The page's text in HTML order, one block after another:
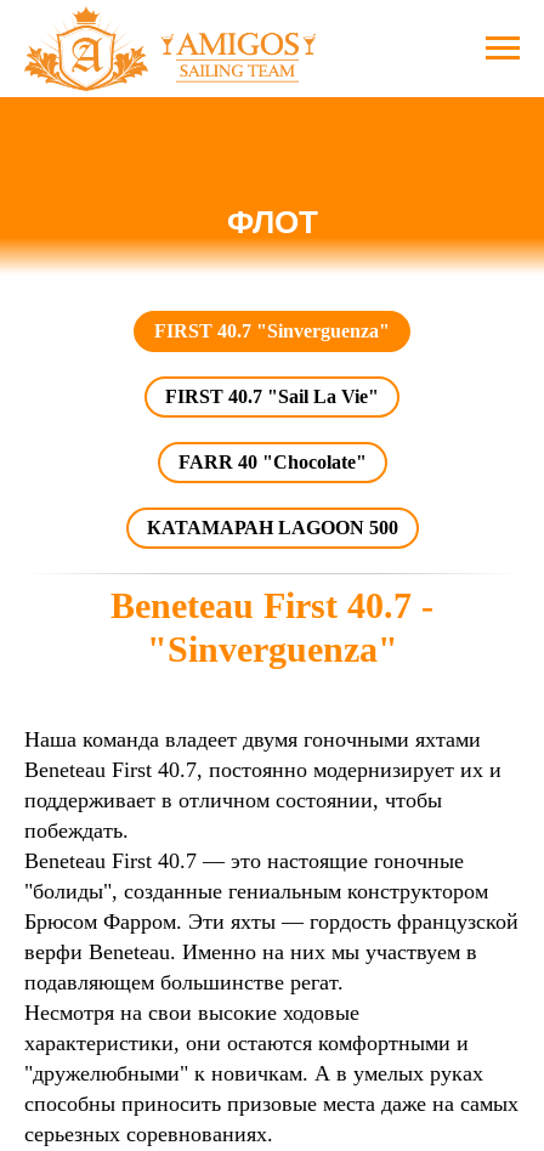
ФЛОТ
FIRST 40.7 "Sinverguenza"
FIRST 40.7 "Sail La Vie"
FARR 40 "Chocolate"
КАТАМАРАН LAGOON 500
Beneteau First 40.7 -
"Sinverguenza"
Наша команда владеет двумя гоночными яхтами
Beneteau First 40.7, постоянно модернизирует их и
поддерживает в отличном состоянии, чтобы
побеждать.
Beneteau First 40.7 — это настоящие гоночные
"болиды", созданные гениальным конструктором
Брюсом Фарром. Эти яхты — гордость французской
верфи Beneteau. Именно на них мы участвуем в
подавляющем большинстве регат.
Несмотря на свои высокие ходовые
характеристики, они остаются комфортными и
"дружелюбными" к новичкам. А в умелых руках
способны приносить призовые места даже на самых
серьезных соревнованиях.